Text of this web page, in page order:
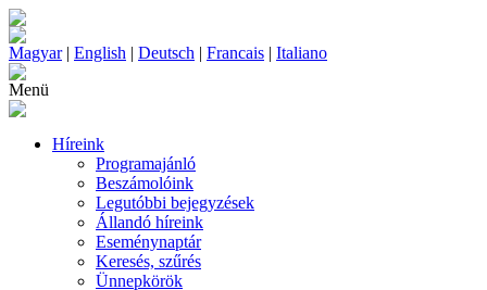
Magyar| English | Deutsch | Francais | Italiano
Menü
Híreink
Programajánló
Beszámolóink
Legutóbbi bejegyzések
Állandó híreink
Eseménynaptár
Keresés, szűrés
Ünnepkörök